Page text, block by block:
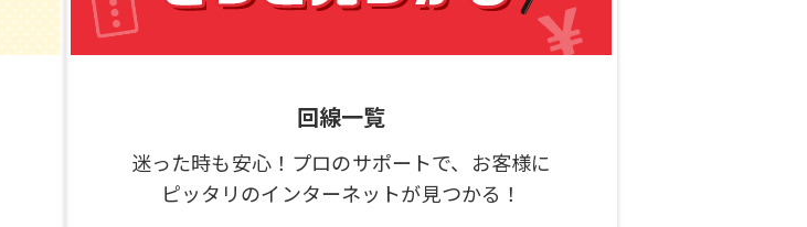
回線一覧
迷った時も安心！プロのサポートで、お客様に
ピッタリのインターネットが見つかる！